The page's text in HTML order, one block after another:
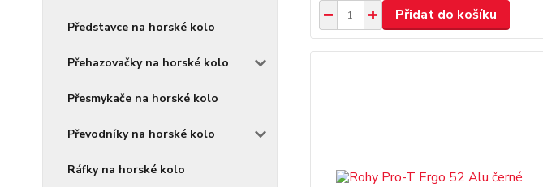
Představce na horské kolo
Přehazovačky na horské kolo
Přesmykače na horské kolo
Převodníky na horské kolo
Ráfky na horské kolo
Přidat do košíku